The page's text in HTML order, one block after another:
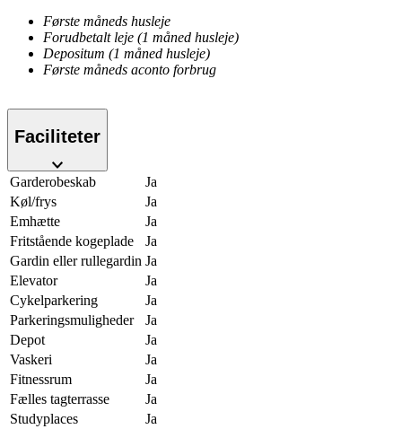
Første måneds husleje
Forudbetalt leje (1 måned husleje)
Depositum (1 måned husleje)
Første måneds aconto forbrug
Faciliteter
Garderobeskab
Ja
Køl/frys
Ja
Emhætte
Ja
Fritstående kogeplade
Ja
Gardin eller rullegardin Ja
Elevator
Ja
Cykelparkering
Ja
Parkeringsmuligheder
Ja
Depot
Ja
Vaskeri
Ja
Fitnessrum
Ja
Fælles tagterrasse
Ja
Studyplaces
Ja